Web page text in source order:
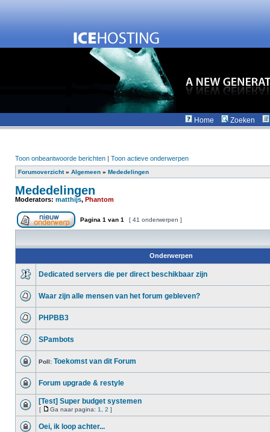
Home Zoeken
Toon onbeantwoorde berichten | Toon actieve onderwerpen
Forumoverzicht» Algemeen » Mededelingen
Mededelingen
Moderators: matthijs, Phantom
Pagina 1 van 1 [ 41 onderwerpen ]
Onderwerpen
Dedicated servers die per direct beschikbaar zijn
Waar zijn alle mensen van het forum gebleven?
PHPBB3
SPambots
Poll: Toekomst van dit Forum
Forum upgrade & restyle
[Test] Super budget systemen
[ Ga naar pagina: 1 2 ]
Oei, ik loop achter...